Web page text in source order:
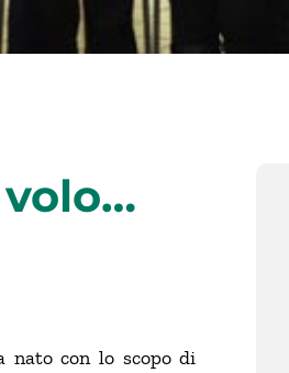
nato con lo scopo di